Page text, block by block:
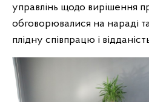
управлінь щодо вирішення
обговорювалися на нараді
плідну співпрацю і